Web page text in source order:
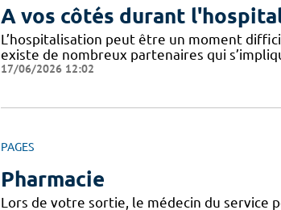
A vos côtés durant
L’hospitalisation peut être un moment
existe de nombreux partenaires qui
17/06/2026 12:02
PAGES
Pharmacie
Lors de votre sortie, le médecin du service